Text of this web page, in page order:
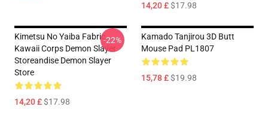
14,20 £$17.98
Kimetsu No Yaiba Fabric
Kawaii Corps Demon Slayer
Storeandise Demon Slayer
Store
14,20 £$17.98
-22%
Kamado Tanjirou 3D Butt
Mouse Pad PL1807
15,78 £$19.98